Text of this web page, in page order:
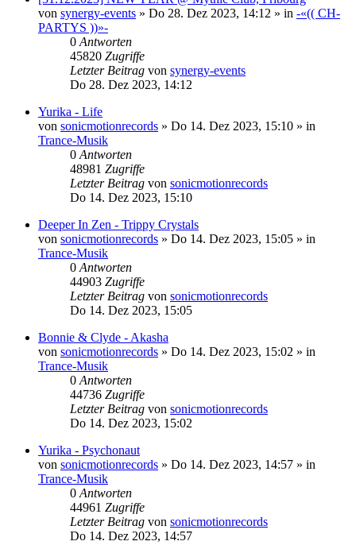
von synergy-events » Do 28. Dez 2023, 14:12 » in -«(( CH-
PARTYS ))»-
0 Antworten
45820 Zugriffe
Letzter Beitrag von synergy-events
Do 28. Dez 2023, 14:12
Yurika - Life
von sonicmotionrecords » Do 14. Dez 2023, 15:10 » in
Trance-Musik
0 Antworten
48981 Zugriffe
Letzter Beitrag von sonicmotionrecords
Do 14. Dez 2023, 15:10
Deeper In Zen - Trippy Crystals
von sonicmotionrecords » Do 14. Dez 2023, 15:05 » in
Trance-Musik
0 Antworten
44903 Zugriffe
Letzter Beitrag von sonicmotionrecords
Do 14. Dez 2023, 15:05
Bonnie & Clyde - Akasha
von sonicmotionrecords » Do 14. Dez 2023, 15:02 » in
Trance-Musik
0 Antworten
44736 Zugriffe
Letzter Beitrag von sonicmotionrecords
Do 14. Dez 2023, 15:02
Yurika - Psychonaut
von sonicmotionrecords » Do 14. Dez 2023, 14:57 » in
Trance-Musik
0 Antworten
44961 Zugriffe
Letzter Beitrag von sonicmotionrecords
Do 14. Dez 2023, 14:57